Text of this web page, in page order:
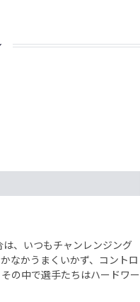
は、いつもチャンレンジング
なかうまくいかず、コントロ
の中で選手たちはハードワー